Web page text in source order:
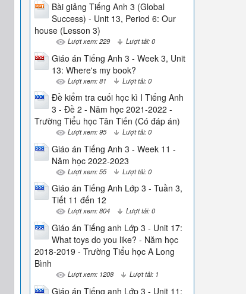
Bài giảng Tiếng Anh 3 (Global
Success) - Unit 13, Period 6: Our
house (Lesson 3)
Lượt xem: 229 Lượt tải: 0
Giáo án Tiếng Anh 3 - Week 3, Unit
13: Where's my book?
Lượt xem: 81 Lượt tải: 0
Đề kiểm tra cuối học kì I Tiếng Anh
3 - Đề 2 - Năm học 2021-2022 -
Trường Tiểu học Tân Tiến (Có đáp án)
Lượt xem: 95 Lượt tải: 0
Giáo án Tiếng Anh 3 - Week 11 -
Năm học 2022-2023
Lượt xem: 55 Lượt tải: 0
Giáo án Tiếng Anh Lớp 3 - Tuần 3,
Tiết 11 đến 12
Lượt xem: 804 Lượt tải: 0
Giáo án Tiếng anh Lớp 3 - Unit 17:
What toys do you like? - Năm học
2018-2019 - Trường Tiểu học A Long
Bình
Lượt xem: 1208 Lượt tải: 1
Giáo án Tiếng anh Lớp 3 - Unit 11: